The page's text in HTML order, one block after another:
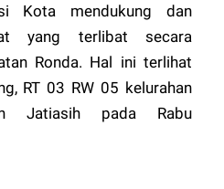
Kota mendukung dan
yang terlibat secara
Ronda. Hal ini terlihat
RT 03 RW 05 kelurahan
Jatiasih pada Rabu